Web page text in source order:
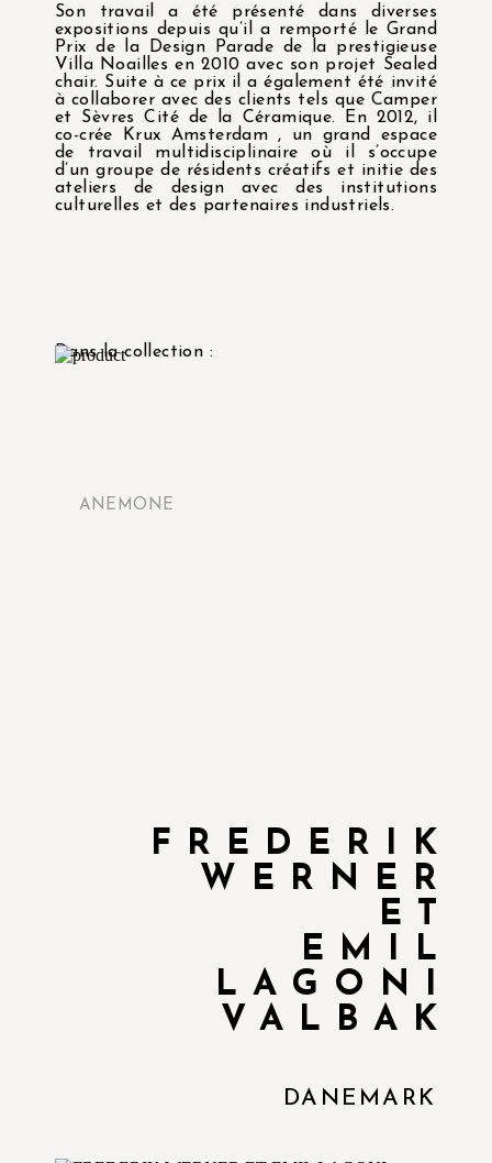
Son travail a été présenté dans diverses
expositions depuis qu’il a remporté le Grand
Prix de la Design Parade de la prestigieuse
Villa Noailles en 2010 avec son projet Sealed
chair. Suite à ce prix il a également été invité
à collaborer avec des clients tels que Camper
et Sèvres Cité de la Céramique. En 2012, il
co-crée Krux Amsterdam , un grand espace
de travail multidisciplinaire où il s’occupe
d’un groupe de résidents créatifs et initie des
ateliers de design avec des institutions
culturelles et des partenaires industriels.
Dans la collection :
ANEMONE
FREDERIK
WERNER
ET
EMIL
LAGONI
VALBAK
DANEMARK